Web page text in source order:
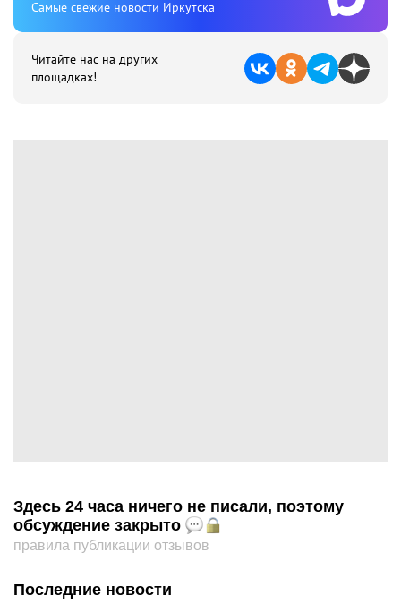
Cамые свежие новости Иркутска
Читайте нас на других
площадках!
Здесь 24 часа ничего не писали, поэтому
обсуждение закрыто
правила публикации отзывов
Последние новости